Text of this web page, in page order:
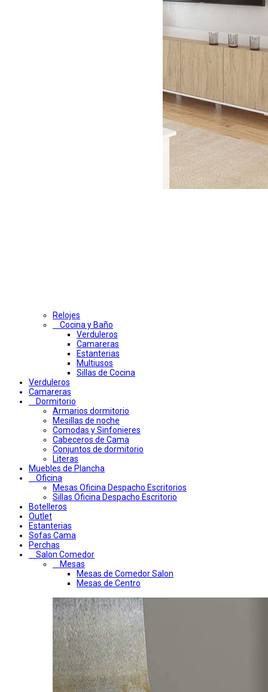
Relojes
Cocina y Baño
Verduleros
Camareras
Estanterias
Multiusos
Sillas de Cocina
Verduleros
Camareras
Dormitorio
Armarios dormitorio
Mesillas de noche
Comodas y Sinfonieres
Cabeceros de Cama
Conjuntos de dormitorio
Literas
Muebles de Plancha
Oficina
Mesas Oficina Despacho Escritorios
Sillas Oficina Despacho Escritorio
Botelleros
Outlet
Estanterias
Sofas Cama
Perchas
Salon Comedor
Mesas
Mesas de Comedor Salon
Mesas de Centro